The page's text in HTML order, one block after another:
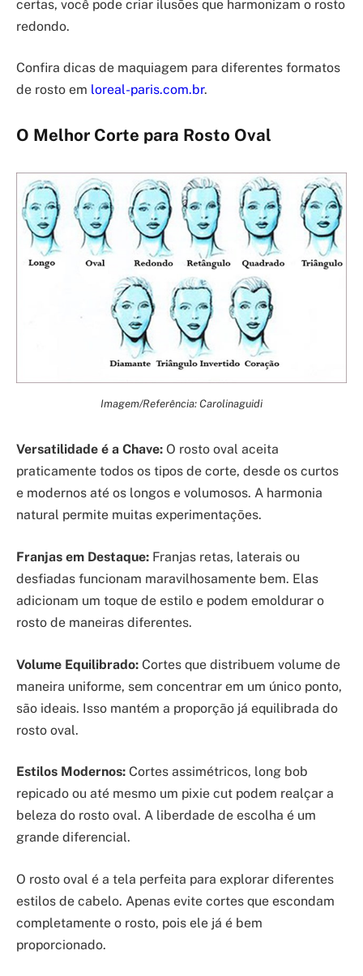
certas, você pode criar ilusões que harmonizam o rosto
redondo.
Confira dicas de maquiagem para diferentes formatos
de rosto em loreal-paris.com.br.
O Melhor Corte para Rosto Oval
Imagem/Referência: Carolinaguidi
Versatilidade é a Chave: O rosto oval aceita
praticamente todos os tipos de corte, desde os curtos
e modernos até os longos e volumosos. A harmonia
natural permite muitas experimentações.
Franjas em Destaque: Franjas retas, laterais ou
desfiadas funcionam maravilhosamente bem. Elas
adicionam um toque de estilo e podem emoldurar o
rosto de maneiras diferentes.
Volume Equilibrado: Cortes que distribuem volume de
maneira uniforme, sem concentrar em um único ponto,
são ideais. Isso mantém a proporção já equilibrada do
rosto oval.
Estilos Modernos: Cortes assimétricos, long bob
repicado ou até mesmo um pixie cut podem realçar a
beleza do rosto oval. A liberdade de escolha é um
grande diferencial.
O rosto oval é a tela perfeita para explorar diferentes
estilos de cabelo. Apenas evite cortes que escondam
completamente o rosto, pois ele já é bem
proporcionado.